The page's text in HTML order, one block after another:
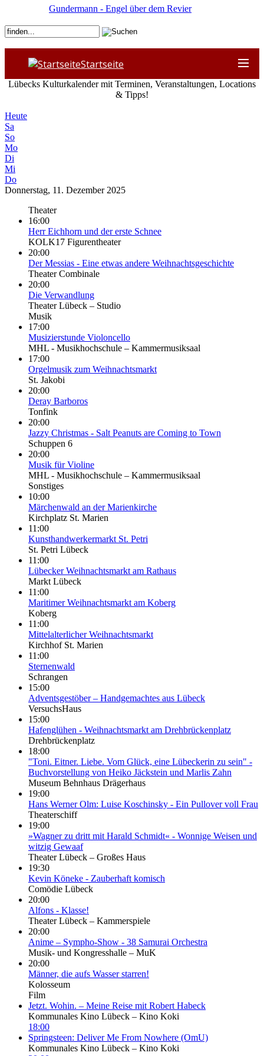
Startseite
Lübecks Kulturkalender mit Terminen, Veranstaltungen, Locations
& Tipps!
Heute
Sa
So
Mo
Di
Mi
Do
Donnerstag, 11. Dezember 2025
Theater
16:00
Herr Eichhorn und der erste Schnee
KOLK17 Figurentheater
20:00
Der Messias - Eine etwas andere Weihnachtsgeschichte
Theater Combinale
20:00
Die Verwand­lung
Theater Lübeck – Studio
Musik
17:00
Musizierstunde Violoncello
MHL - Musikhochschule – Kammermusiksaal
17:00
Orgelmusik zum Weihnachtsmarkt
St. Jakobi
20:00
Deray Barboros
Tonfink
20:00
Jazzy Christmas - Salt Peanuts are Coming to Town
Schuppen 6
20:00
Musik für Violine
MHL - Musikhochschule – Kammermusiksaal
Sonstiges
10:00
Märchenwald an der Marienkirche
Kirchplatz St. Marien
11:00
Kunsthandwerkermarkt St. Petri
St. Petri Lübeck
11:00
Lübecker Weihnachtsmarkt am Rathaus
Markt Lübeck
11:00
Maritimer Weihnachtsmarkt am Koberg
Koberg
11:00
Mittelalterlicher Weihnachtsmarkt
Kirchhof St. Marien
11:00
Sternenwald
Schrangen
15:00
Adventsgestöber – Handgemachtes aus Lübeck
VersuchsHaus
15:00
Hafenglühen - Weihnachtsmarkt am Drehbrückenplatz
Drehbrückenplatz
18:00
"Toni. Eitner. Liebe. Vom Glück, eine Lübeckerin zu sein" -
Buchvorstellung von Heiko Jäckstein und Marlis Zahn
Museum Behnhaus Drägerhaus
19:00
Hans Werner Olm: Luise Koschinsky - Ein Pullover voll Frau
Theaterschiff
19:00
»Wagner zu dritt mit Harald Schmidt« - Wonnige Weisen und
witzig Gewaaf
Theater Lübeck – Großes Haus
19:30
Kevin Köneke - Zauberhaft komisch
Comödie Lübeck
20:00
Alfons - Klasse!
Theater Lübeck – Kammerspiele
20:00
Anime – Sympho-Show - 38 Samurai Orchestra
Musik- und Kongresshalle – MuK
20:00
Männer, die aufs Wasser starren!
Kolosseum
Film
Jetzt. Wohin. – Meine Reise mit Robert Habeck
Kommunales Kino Lübeck – Kino Koki
18:00
Springsteen: Deliver Me From Nowhere (OmU)
Kommunales Kino Lübeck – Kino Koki
Gundermann - Engel über dem Revier